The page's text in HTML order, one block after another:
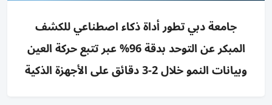
جامعة دبي تطور أداة ذكاء اصطناعي للكشف
المبكر عن التوحد بدقة 96% عبر تتبع حركة العين
وبيانات النمو خلال 2-3 دقائق على الأجهزة الذكية